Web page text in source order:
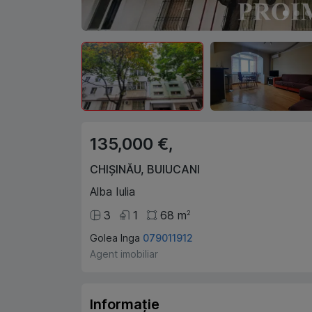
135,000 €,
CHIȘINĂU, BUIUCANI
Alba Iulia
3
1 68 m2
Golea Inga 079011912
Agent imobiliar
Informație